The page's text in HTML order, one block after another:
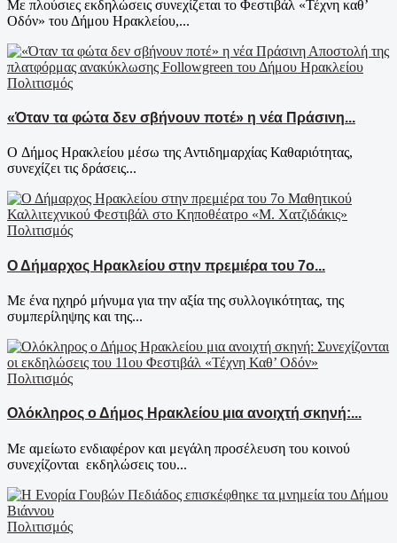
Με πλούσιες εκδηλώσεις συνεχίζεται το Φεστιβάλ «Τέχνη καθ’
Οδόν» του Δήμου Ηρακλείου,...
Πολιτισμός
«Όταν τα φώτα δεν σβήνουν ποτέ» η νέα Πράσινη...
Ο Δήμος Ηρακλείου μέσω της Αντιδημαρχίας Καθαριότητας,
συνεχίζει τις δράσεις...
Πολιτισμός
Ο Δήμαρχος Ηρακλείου στην πρεμιέρα του 7ο...
Με ένα ηχηρό μήνυμα για την αξία της συλλογικότητας, της
συμπερίληψης και της...
Πολιτισμός
Ολόκληρος ο Δήμος Ηρακλείου μια ανοιχτή σκηνή:...
Με αμείωτο ενδιαφέρον και μεγάλη προσέλευση του κοινού
συνεχίζονται εκδηλώσεις του...
Πολιτισμός